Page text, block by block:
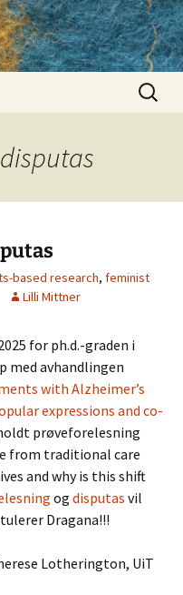
Search
for:
based research, feminist
Lilli Mittner
for ph.d.-graden i
med avhandlingen
with Alzheimer’s
expressions and co-
prøveforelesning
from traditional care
and why is this shift
og disputas vil
Dragana!!!
Lotherington, UiT